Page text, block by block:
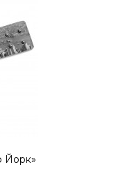
Йорк»